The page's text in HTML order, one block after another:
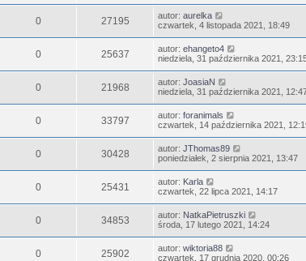
0 27195 autor: aurelka
czwartek, 4 listopada 2021, 18:49
0 25637 autor: ehangeto4
niedziela, 31 października 2021,
0 21968 autor: JoasiaN
niedziela, 31 października 2021,
0 33797 autor: foranimals
czwartek, 14 października 2021,
0 30428 autor: JThomas89
poniedziałek, 2 sierpnia 2021, 13:47
0 25431 autor: Karla
czwartek, 22 lipca 2021, 14:17
0 34853 autor: NatkaPietruszki
środa, 17 lutego 2021, 14:24
0 25902 autor: wiktoria88
czwartek, 17 grudnia 2020, 00:26